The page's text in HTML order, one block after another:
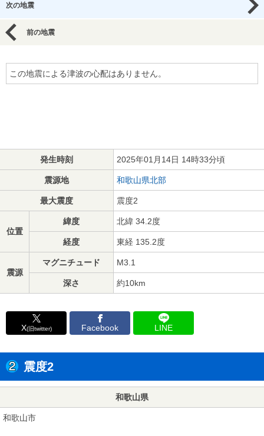
次の地震
前の地震
この地震による津波の心配はありません。
発生時刻 2025年01月14日 14時33分頃
震源地 和歌山県北部
最大震度 震度2
位置
緯度 北緯 34.2度
経度 東経 135.2度
震源
マグニチュード M3.1
深さ 約10km
X(旧twitter) Facebook LINE
震度2
和歌山県
和歌山市